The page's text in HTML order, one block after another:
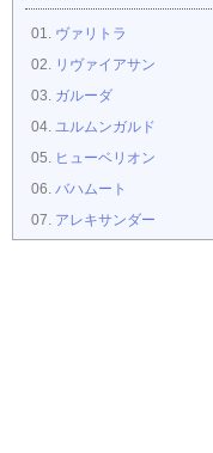
ヴァリトラ
リヴァイアサン
ガルーダ
ユルムンガルド
ヒューベリオン
バハムート
アレキサンダー